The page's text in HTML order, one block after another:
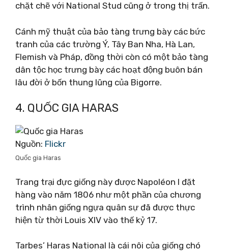
chặt chẽ với National Stud cũng ở trong thị trấn.
Cánh mỹ thuật của bảo tàng trưng bày các bức
tranh của các trường Ý, Tây Ban Nha, Hà Lan,
Flemish và Pháp, đồng thời còn có một bảo tàng
dân tộc học trưng bày các hoạt động buôn bán
lâu đời ở bốn thung lũng của Bigorre.
4. QUỐC GIA HARAS
Nguồn: Flickr
Quốc gia Haras
Trang trại đực giống này được Napoléon I đặt
hàng vào năm 1806 như một phần của chương
trình nhân giống ngựa quân sự đã được thực
hiện từ thời Louis XIV vào thế kỷ 17.
Tarbes’ Haras National là cái nôi của giống chó